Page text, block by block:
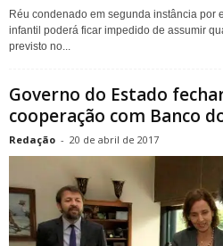
Réu condenado em segunda instância por
infantil poderá ficar impedido de assumir
previsto no...
Governo do Estado
cooperação com Banco
Redação - 20 de abril de 2017